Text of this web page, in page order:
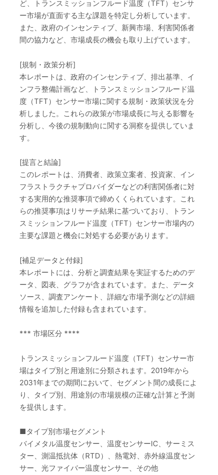
ど、トランスミッションフルード温度（TFT）センサ
ー市場が直面する主な課題を特定し分析しています。
また、政府のインセンティブ、新興市場、利害関係者
間の協力など、市場成長の機会も取り上げています。
[規制・政策分析]
本レポートは、政府のインセンティブ、排出基準、イ
ンフラ整備計画など、トランスミッションフルード温
度（TFT）センサー市場に関する規制・政策状況を分
析しました。これらの政策が市場成長に与える影響を
分析し、今後の規制動向に関する洞察を提供していま
す。
[提言と結論]
このレポートは、消費者、政策立案者、投資家、イン
フラストラクチャプロバイダーなどの利害関係者に対
する実用的な推奨事項で締めくくられています。これ
らの推奨事項はリサーチ結果に基づいており、トラン
スミッションフルード温度（TFT）センサー市場内の
主要な課題と機会に対処する必要があります。
[補足データと付録]
本レポートには、分析と調査結果を実証するためのデ
ータ、図表、グラフが含まれています。また、データ
ソース、調査アンケート、詳細な市場予測などの詳細
情報を追加した付録も含まれています。
*** 市場区分 ****
トランスミッションフルード温度（TFT）センサー市
場はタイプ別と用途別に分類されます。2019年から
2031年までの期間において、セグメント間の成長によ
り、タイプ別、用途別の市場規模の正確な計算と予測
を提供します。
■タイプ別市場セグメント
バイメタル温度センサー、温度センサーIC、サーミス
ター、測温抵抗体（RTD）、熱電対、赤外線温度セン
サー、光ファイバー温度センサー、その他